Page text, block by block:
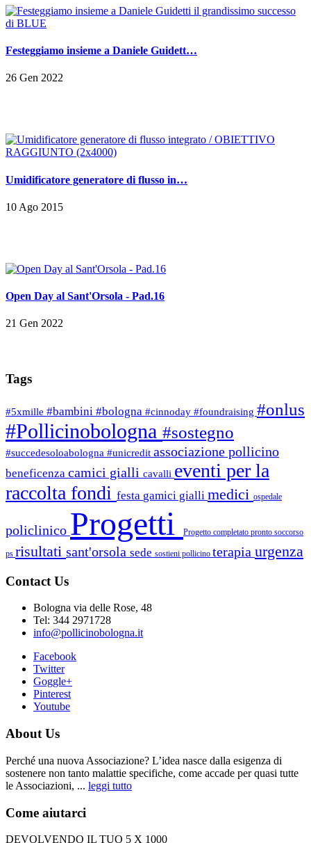
Festeggiamo insieme a Daniele Guidett…
26 Gen 2022
Umidificatore generatore di flusso in…
10 Ago 2015
Open Day al Sant'Orsola - Pad.16
21 Gen 2022
Tags
#5xmille #bambini #bologna #cinnoday #foundraising #onlus
#Pollicinobologna #sostegno
#succedesoloabologna #unicredit associazione pollicino
beneficenza camici gialli cavalli eventi per la
raccolta fondi festa gamici gialli medici ospedale
policlinico Progetti Progetto completato pronto soccorso
ps risultati sant'orsola sede sostieni pollicino terapia urgenza
Contact Us
Bologna via delle Rose, 48
Tel: 344 2971728
info@pollicinobologna.it
Facebook
Twitter
Goggle+
Pinterest
Youtube
About Us
Perché una nuova Associazione? L’idea nasce dalla esigenza di
sostenere non tanto malattie specifiche, come accade per quasi tutte
le Associazioni, ... leggi tutto
Come aiutarci
DEVOLVENDO IL TUO 5 X 1000